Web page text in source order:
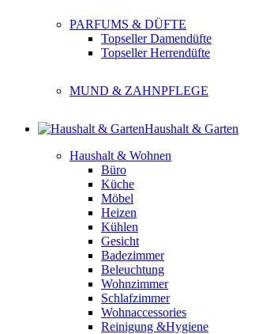
PARFUMS & DÜFTE
Topseller Damendüfte
Topseller Herrendüfte
MUND & ZAHNPFLEGE
Haushalt & Garten
Haushalt & Wohnen
Büro
Küche
Möbel
Heizen
Kühlen
Gesicht
Badezimmer
Beleuchtung
Wohnzimmer
Schlafzimmer
Wohnaccessories
Reinigung &Hygiene